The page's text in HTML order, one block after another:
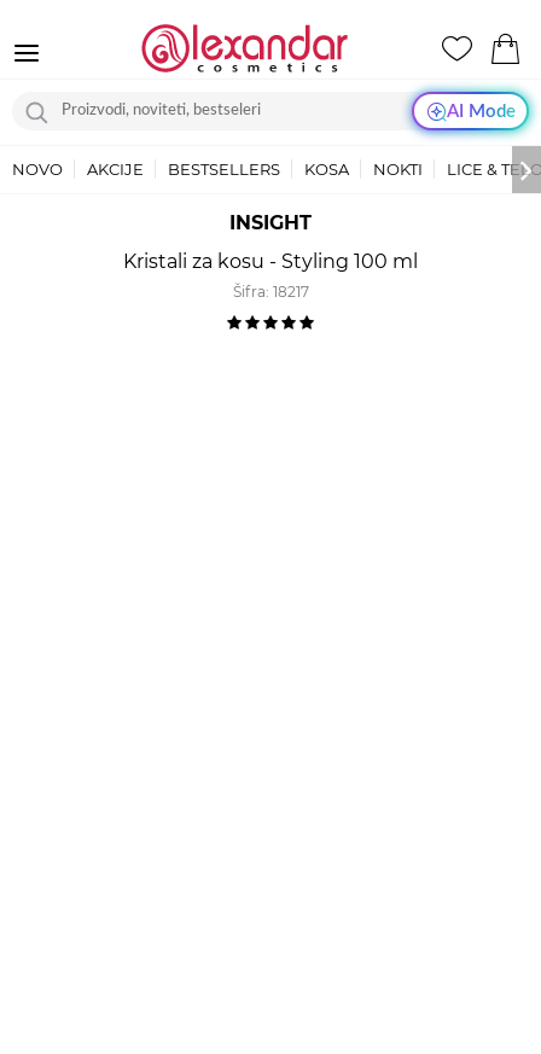
AI Mode
NOVO AKCIJE BESTSELLERS KOSA NOKTI LICE &
INSIGHT
Kristali za kosu - Styling 100 ml
Šifra: 18217